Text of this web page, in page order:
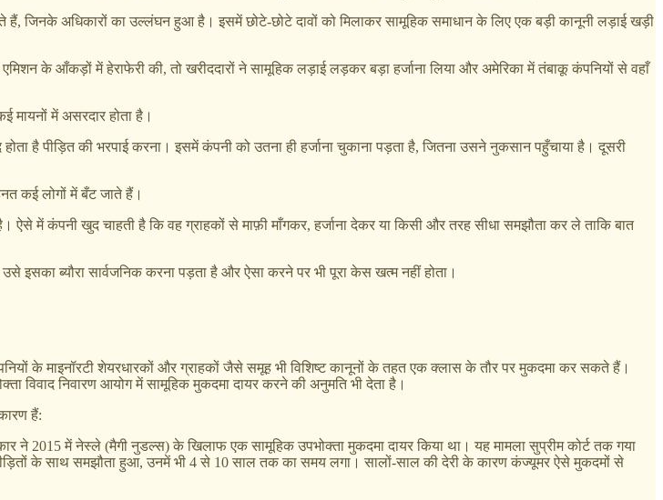
जिनके अधिकारों का उल्लंघन हुआ है। इसमें छोटे-छोटे दावों को मिलाकर सामूहिक समाधान के लिए एक बड़ी कानूनी लड़ाई खड़ी
के आँकड़ों में हेराफेरी की, तो खरीददारों ने सामूहिक लड़ाई लड़कर बड़ा हर्जाना लिया और अमेरिका में तंबाकू कंपनियों से वहाँ
में असरदार होता है।
पीड़ित की भरपाई करना। इसमें कंपनी को उतना ही हर्जाना चुकाना पड़ता है, जितना उसने नुकसान पहुँचाया है। दूसरी
कई लोगों में बँट जाते हैं।
में कंपनी खुद चाहती है कि वह ग्राहकों से माफ़ी माँगकर, हर्जाना देकर या किसी और तरह सीधा समझौता कर ले ताकि बात
इसका ब्यौरा सार्वजनिक करना पड़ता है और ऐसा करने पर भी पूरा केस खत्म नहीं होता।
के माइनॉरटी शेयरधारकों और ग्राहकों जैसे समूह भी विशिष्ट कानूनों के तहत एक क्लास के तौर पर मुकदमा कर सकते हैं।
विवाद निवारण आयोग में सामूहिक मुकदमा दायर करने की अनुमति भी देता है।
हैं:
ने 2015 में नेस्ले (मैगी नुडल्स) के खिलाफ एक सामूहिक उपभोक्ता मुकदमा दायर किया था। यह मामला सुप्रीम कोर्ट तक गया
के साथ समझौता हुआ, उनमें भी 4 से 10 साल तक का समय लगा। सालों-साल की देरी के कारण कंज्यूमर ऐसे मुकदमों से